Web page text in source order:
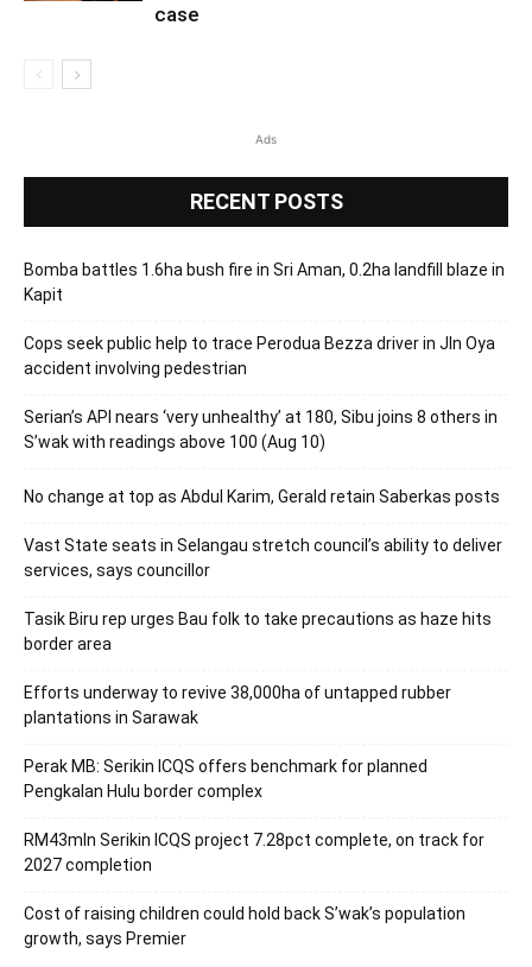
case
Ads
RECENT POSTS
Bomba battles 1.6ha bush fire in Sri Aman, 0.2ha landfill blaze in
Kapit
Cops seek public help to trace Perodua Bezza driver in Jln Oya
accident involving pedestrian
Serian’s API nears ‘very unhealthy’ at 180, Sibu joins 8 others in
S’wak with readings above 100 (Aug 10)
No change at top as Abdul Karim, Gerald retain Saberkas posts
Vast State seats in Selangau stretch council’s ability to deliver
services, says councillor
Tasik Biru rep urges Bau folk to take precautions as haze hits
border area
Efforts underway to revive 38,000ha of untapped rubber
plantations in Sarawak
Perak MB: Serikin ICQS offers benchmark for planned
Pengkalan Hulu border complex
RM43mln Serikin ICQS project 7.28pct complete, on track for
2027 completion
Cost of raising children could hold back S’wak’s population
growth, says Premier